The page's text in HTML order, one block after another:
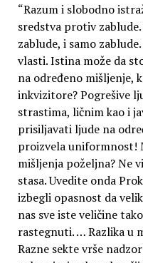
“Razum i slobodno
sredstva protiv
zablude, i samo
vlasti. Istina može da
na određeno mišljenje,
inkvizitore? Pogrešive
strastima, ličnim kao i
prisiljavati ljude na
proizvela uniformnost!
mišljenja poželjna? Ne
stasa. Uvedite onda
izbegli opasnost da
nas sve iste veličine
rastegnuti. … Razlika u
Razne sekte vrše